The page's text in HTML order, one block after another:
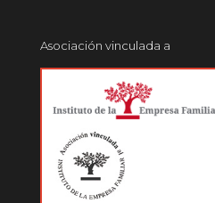
Asociación vinculada a